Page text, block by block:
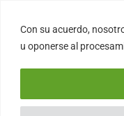
Con su acuerdo,
u oponerse al
contenido